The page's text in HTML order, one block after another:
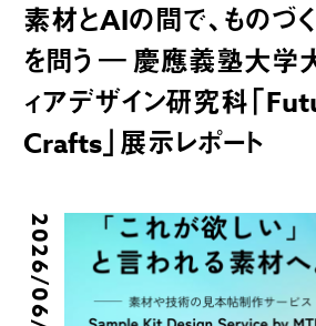
素材とAIの間で、ものづ
を問う ― 慶應義塾大学
ィアデザイン研究科「
Crafts」展示レポート
2026/06/25